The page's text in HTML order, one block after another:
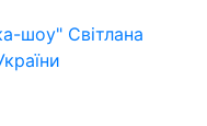
шоу" Cвітлана